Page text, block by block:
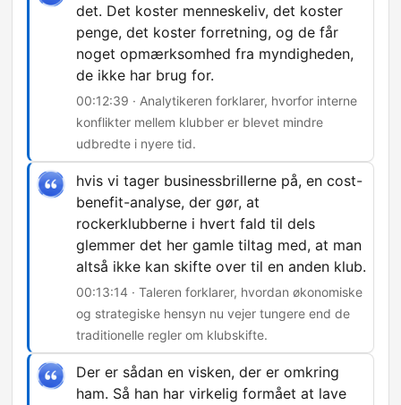
det. Det koster menneskeliv, det koster
penge, det koster forretning, og de får
noget opmærksomhed fra myndigheden,
de ikke har brug for.
00:12:39 · Analytikeren forklarer, hvorfor interne
konflikter mellem klubber er blevet mindre
udbredte i nyere tid.
hvis vi tager businessbrillerne på, en cost-
benefit-analyse, der gør, at
rockerklubberne i hvert fald til dels
glemmer det her gamle tiltag med, at man
altså ikke kan skifte over til en anden klub.
00:13:14 · Taleren forklarer, hvordan økonomiske
og strategiske hensyn nu vejer tungere end de
traditionelle regler om klubskifte.
Der er sådan en visken, der er omkring
ham. Så han har virkelig formået at lave